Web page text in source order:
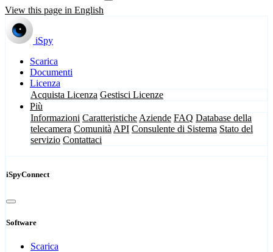
View this page in English
iSpy
Scarica
Documenti
Licenza
Acquista Licenza Gestisci Licenze
Più
Informazioni Caratteristiche Aziende FAQ Database della
telecamera Comunità API Consulente di Sistema Stato del
servizio Contattaci
iSpyConnect
Software
Scarica